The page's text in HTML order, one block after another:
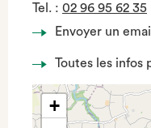
Tel. : 02 96 95 62 35
Envoyer un email
Toutes les infos
+